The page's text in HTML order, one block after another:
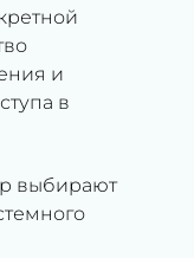
и
в
выбирают